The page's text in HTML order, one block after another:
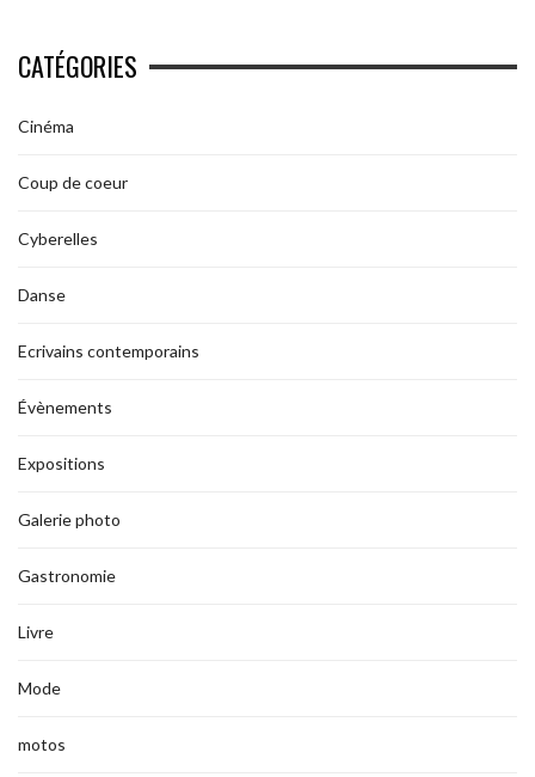
CATÉGORIES
Cinéma
Coup de coeur
Cyberelles
Danse
Ecrivains contemporains
Évènements
Expositions
Galerie photo
Gastronomie
Livre
Mode
motos